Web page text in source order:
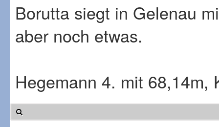
Borutta siegt in Gelenau
aber noch etwas.
Hegemann 4. mit 68,14m,